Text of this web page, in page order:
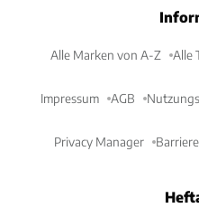
Alle Marken von A-Z Alle
Impressum AGB
Privacy Manager